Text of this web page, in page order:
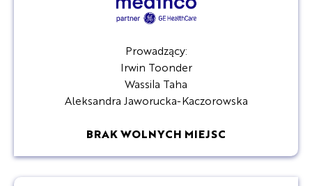
Prowadzący:
Irwin Toonder
Wassila Taha
Aleksandra Jaworucka-Kaczorowska
BRAK WOLNYCH MIEJSC